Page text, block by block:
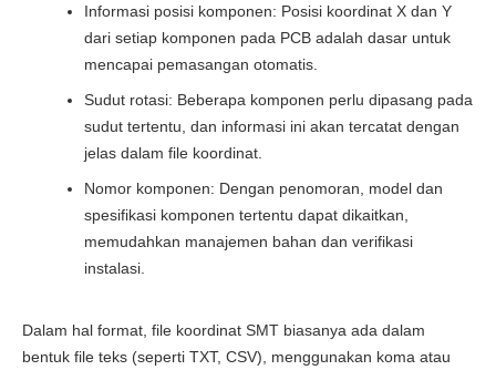
Informasi posisi komponen: Posisi koordinat X dan Y
dari setiap komponen pada PCB adalah dasar untuk
mencapai pemasangan otomatis.
Sudut rotasi: Beberapa komponen perlu dipasang pada
sudut tertentu, dan informasi ini akan tercatat dengan
jelas dalam file koordinat.
Nomor komponen: Dengan penomoran, model dan
spesifikasi komponen tertentu dapat dikaitkan,
memudahkan manajemen bahan dan verifikasi
instalasi.
Dalam hal format, file koordinat SMT biasanya ada dalam
bentuk file teks (seperti TXT, CSV), menggunakan koma atau